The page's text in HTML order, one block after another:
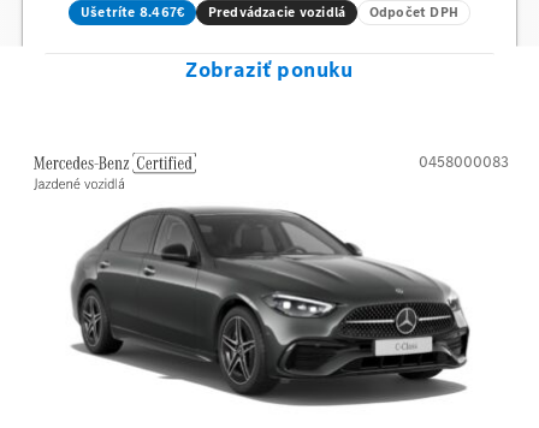
Ušetríte 8.467€ Predvádzacie vozidlá Odpočet DPH
Zobraziť ponuku
0458000083